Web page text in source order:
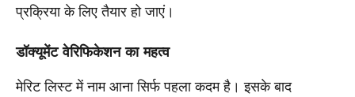
प्रक्रिया के लिए तैयार हो जाएं।
डॉक्यूमेंट वेरिफिकेशन का महत्व
मेरिट लिस्ट में नाम आना सिर्फ पहला कदम है। इसके बाद